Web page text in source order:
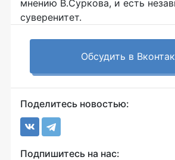
мнению В.Суркова, и есть
суверенитет.
Обсудить в
Поделитесь новостью:
Подпишитесь на нас: